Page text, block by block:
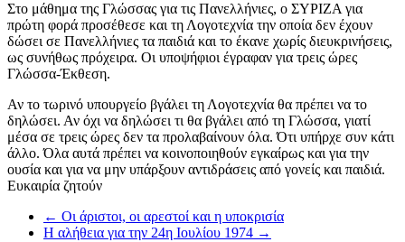
Στο μάθημα της Γλώσσας για τις Πανελλήνιες, ο ΣΥΡΙΖΑ για
πρώτη φορά προσέθεσε και τη Λογοτεχνία την οποία δεν έχουν
δώσει σε Πανελλήνιες τα παιδιά και το έκανε χωρίς διευκρινήσεις,
ως συνήθως πρόχειρα. Οι υποψήφιοι έγραφαν για τρεις ώρες
Γλώσσα-Έκθεση.
Αν το τωρινό υπουργείο βγάλει τη Λογοτεχνία θα πρέπει να το
δηλώσει. Αν όχι να δηλώσει τι θα βγάλει από τη Γλώσσα, γιατί
μέσα σε τρεις ώρες δεν τα προλαβαίνουν όλα. Ότι υπήρχε συν κάτι
άλλο. Όλα αυτά πρέπει να κοινοποιηθούν εγκαίρως και για την
ουσία και για να μην υπάρξουν αντιδράσεις από γονείς και παιδιά.
Ευκαιρία ζητούν
← Οι άριστοι, οι αρεστοί και η υποκρισία
Η αλήθεια για την 24η Ιουλίου 1974 →